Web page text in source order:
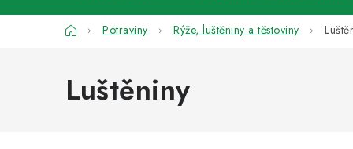
DomůPotraviny Rýže, luštěniny a těstoviny
Luštěniny